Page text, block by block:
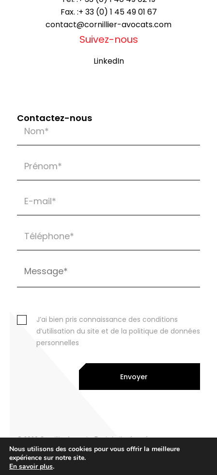
Fax. :+ 33 (0) 1 45 49 01 67
contact@cornillier-avocats.com
Suivez-nous
LinkedIn
Contactez-nous
J’ai bien pris connaissance des conditions
d’utilisation du site et de la politique de données
personnelles
Envoyer
© 2026 Cornillier Avocats. Tout droits réservés
Legal notice
Privacy Policy
par eliott & markus
Nous utilisons des cookies pour vous offrir la meilleure
expérience sur notre site.
En savoir plus.